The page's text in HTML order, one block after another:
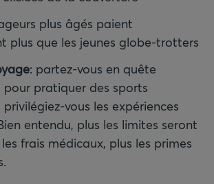
plus âgés paient
plus que les jeunes globe-trotters
: partez-vous en quête
pour pratiquer des sports
vous les expériences
entendu, plus les limites seront
frais médicaux, plus les primes